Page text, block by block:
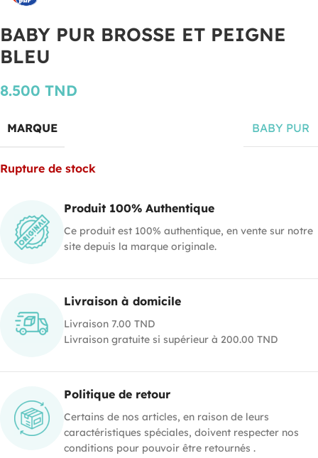
BABY PUR BROSSE ET PEIGNE
BLEU
8.500 TND
MARQUE BABY PUR
Rupture de stock
Produit 100% Authentique
Ce produit est 100% authentique, en vente sur notre
site depuis la marque originale.
Livraison à domicile
Livraison 7.00 TND
Livraison gratuite si supérieur à 200.00 TND
Politique de retour
Certains de nos articles, en raison de leurs
caractéristiques spéciales, doivent respecter nos
conditions pour pouvoir être retournés .